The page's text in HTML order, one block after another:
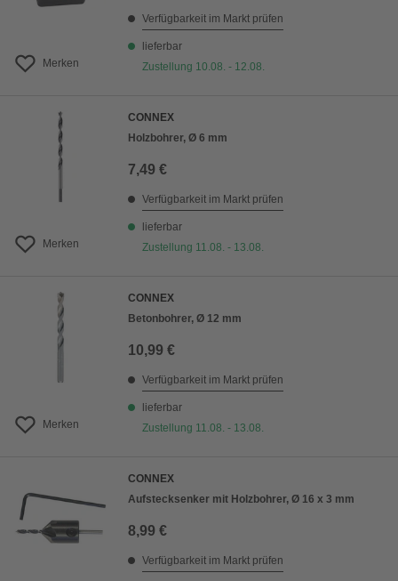
Merken
Verfügbarkeit im Markt prüfen
lieferbar
Zustellung 10.08. - 12.08.
Merken
CONNEX
Holzbohrer, Ø 6 mm
7,49 €
Verfügbarkeit im Markt prüfen
lieferbar
Zustellung 11.08. - 13.08.
Merken
CONNEX
Betonbohrer, Ø 12 mm
10,99 €
Verfügbarkeit im Markt prüfen
lieferbar
Zustellung 11.08. - 13.08.
CONNEX
Aufstecksenker mit Holzbohrer, Ø 16 x 3 mm
8,99 €
Verfügbarkeit im Markt prüfen